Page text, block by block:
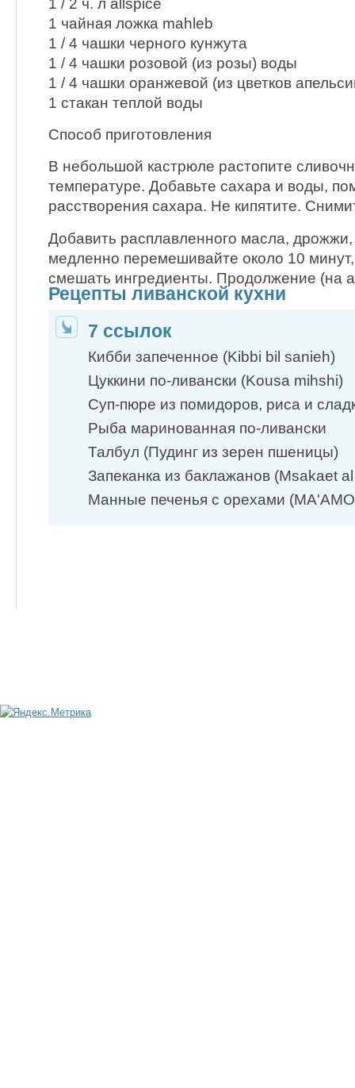
1 чайная ложка mahleb
1 / 4 чашки черного кунжута
1 / 4 чашки розовой (из розы) воды
1 / 4 чашки оранжевой (из цветков
1 стакан теплой воды
Способ приготовления
В небольшой кастрюле растопите
температуре. Добавьте сахара и воды,
расстворения сахара. Не кипятите.
Добавить расплавленного масла, дрожжи,
медленно перемешивайте около 10
смешать ингредиенты. Продолжение (на
Рецепты ливанской кухни
7 ссылок
Кибби запеченное (Kibbi bil sanieh)
Цуккини по-ливански (Kousa mihshi)
Суп-пюре из помидоров, риса и
Рыба маринованная по-ливански
Талбул (Пудинг из зерен пшеницы)
Запеканка из баклажанов (Msakaet
Манные печенья с орехами